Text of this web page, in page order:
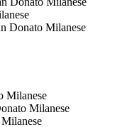
Donato Milanese
Milanese
Milanese